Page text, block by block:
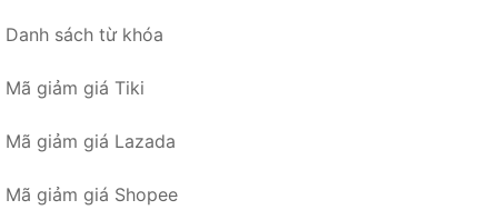
Danh sách từ khóa
Mã giảm giá Tiki
Mã giảm giá Lazada
Mã giảm giá Shopee